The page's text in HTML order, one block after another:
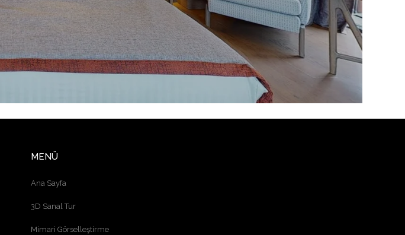
MENÜ
Ana Sayfa
3D Sanal Tur
Mimari Görselleştirme